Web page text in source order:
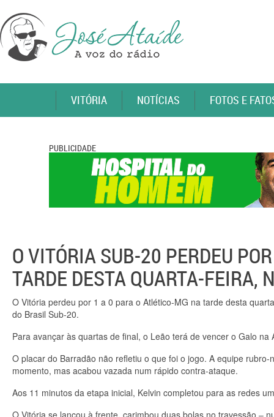
VITÓRIA NOTÍCIAS FOTOS E
PUBLICIDADE
O VITÓRIA SUB-20 PERDEU
TARDE DESTA QUARTA-FEIRA,
O Vitória perdeu por 1 a 0 para o Atlético-MG na tarde desta
do Brasil Sub-20.
Para avançar às quartas de final, o Leão terá de vencer o Galo
O placar do Barradão não refletiu o que foi o jogo. A equipe
momento, mas acabou vazada num rápido contra-ataque.
Aos 11 minutos da etapa inicial, Kelvin completou para as redes
O Vitória se lançou à frente, carimbou duas bolas no travessão –